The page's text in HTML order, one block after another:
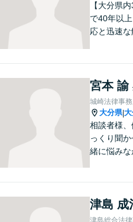
【大分県
で40年以
応と迅速な
【別府・杵
宮本 諭
城崎法律事
大分県|
相談者様
っくり聞
緒に悩みな
津島 成
津島総合法